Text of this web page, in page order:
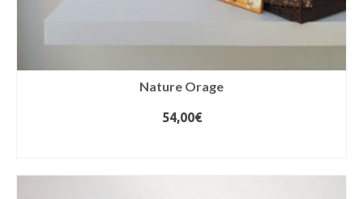
Nature Orage
54,00€